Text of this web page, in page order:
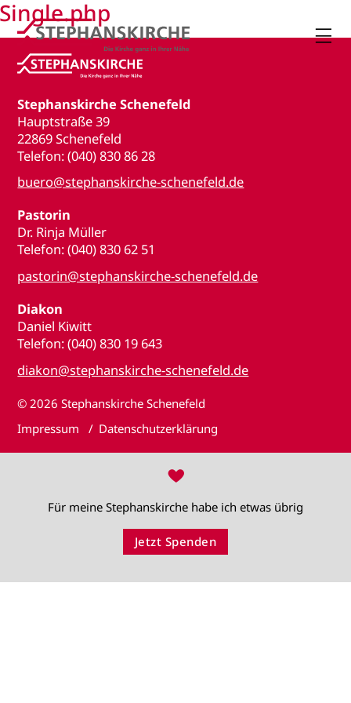

Stephanskirche Schenefeld
Hauptstraße 39
22869 Schenefeld
Telefon: (040) 830 86 28
buero@stephanskirche-schenefeld.de
Pastorin
Dr. Rinja Müller
Telefon: (040) 830 62 51
pastorin@stephanskirche-schenefeld.de
Diakon
Daniel Kiwitt
Telefon: (040) 830 19 643
diakon@stephanskirche-schenefeld.de
© 2026 Stephanskirche Schenefeld
Impressum
Datenschutzerklärung
♥
Für meine Stephanskirche habe ich etwas übrig
Jetzt Spenden